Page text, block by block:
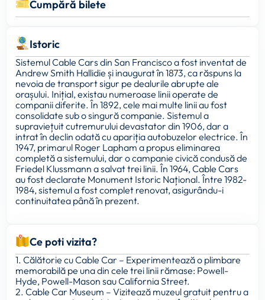
Cumpără bilete
Istoric
Sistemul Cable Cars din San Francisco a fost inventat de
Andrew Smith Hallidie și inaugurat în 1873, ca răspuns la
nevoia de transport sigur pe dealurile abrupte ale
orașului. Inițial, existau numeroase linii operate de
companii diferite. În 1892, cele mai multe linii au fost
consolidate sub o singură companie. Sistemul a
supraviețuit cutremurului devastator din 1906, dar a
intrat în declin odată cu apariția autobuzelor electrice. În
1947, primarul Roger Lapham a propus eliminarea
completă a sistemului, dar o campanie civică condusă de
Friedel Klussmann a salvat trei linii. În 1964, Cable Cars
au fost declarate Monument Istoric Național. Între 1982-
1984, sistemul a fost complet renovat, asigurându-i
continuitatea până în prezent.
Ce poti vizita?
1. Călătorie cu Cable Car – Experimentează o plimbare
memorabilă pe una din cele trei linii rămase: Powell-
Hyde, Powell-Mason sau California Street.
2. Cable Car Museum – Vizitează muzeul gratuit pentru a